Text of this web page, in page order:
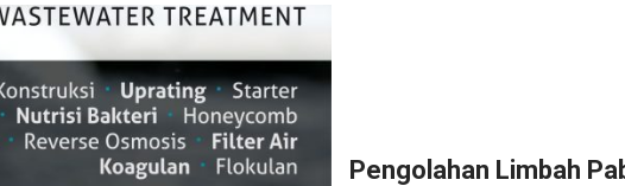
Pengolahan Limbah